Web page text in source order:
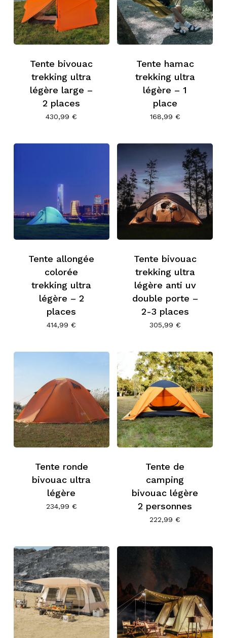
Tente bivouac
trekking ultra
légère large –
2 places
430,99€
Tente hamac
trekking ultra
légère – 1
place
168,99 €
Tente allongée
colorée
trekking ultra
légère – 2
places
414,99€
Tente bivouac
trekking ultra
légère anti uv
double porte –
2-3 places
305,99 €
Tente ronde
bivouac ultra
légère
234,99 €
Tente de
camping
bivouac légère
2 personnes
222,99€